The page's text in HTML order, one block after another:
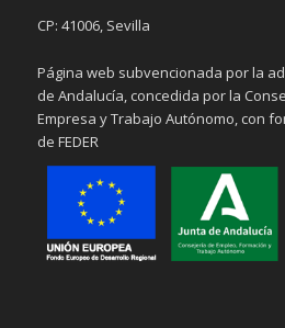
CP: 41006, Sevilla
Página web subvencionada por la
de Andalucía, concedida por la
Empresa y Trabajo Autónomo, con
de FEDER